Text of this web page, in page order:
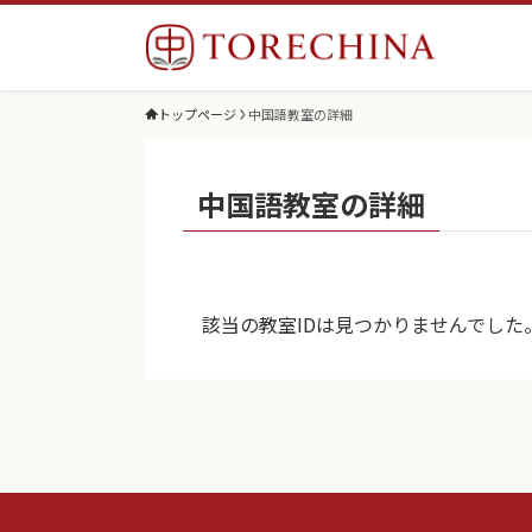
トップページ 中国語教室の詳細
中国語教室の詳細
該当の教室IDは見つかりませんでした。